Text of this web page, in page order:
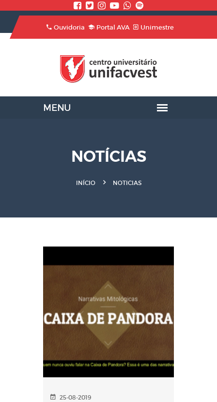
Ouvidoria Portal AVA Unimestre
NOTÍCIAS
INÍCIO NOTICIAS
25-08-2019